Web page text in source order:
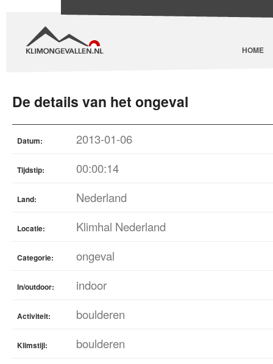
HOME
De details van het ongeval
Datum: 2013-01-06
Tijdstip: 00:00:14
Land: Nederland
Locatie: Klimhal Nederland
Categorie: ongeval
In/outdoor: indoor
Activiteit: boulderen
Klimstijl: boulderen